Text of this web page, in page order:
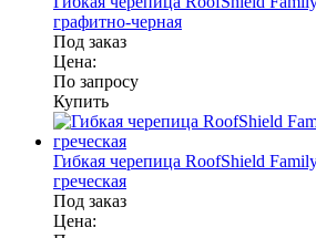
графитно-черная
Под заказ
Цена:
По запросу
Купить
Гибкая черепица RoofShield
греческая
Под заказ
Цена: